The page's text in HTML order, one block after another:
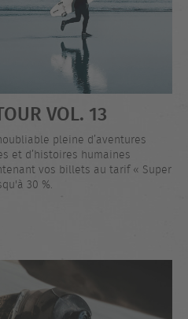
VOL. 13
pleine d’aventures
et d’histoires humaines
vos billets au tarif « Super
30 %.